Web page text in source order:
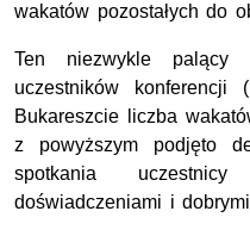
wakatów pozostałych do
Ten niezwykle palący
uczestników konferencji
Bukareszcie liczba
z powyższym podjęto
spotkania
doświadczeniami i